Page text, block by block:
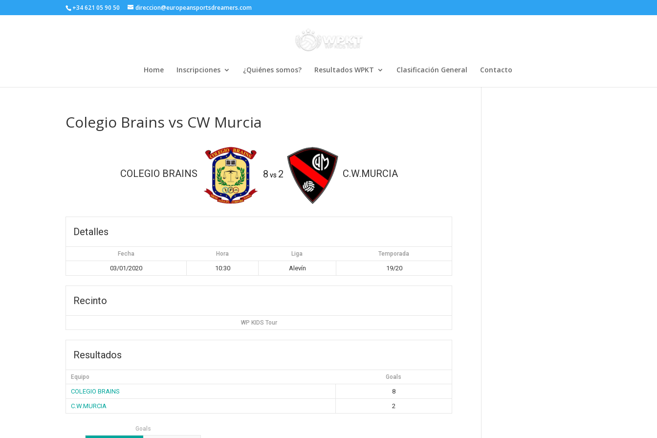
+34 621 05 90 50 direccion@europeansportsdreamers.com
Home Inscripciones ¿Quiénes somos? Resultados WPKT Clasificación General Contacto
Colegio Brains vs CW Murcia
COLEGIO BRAINS 8 vs 2 C.W.MURCIA
Detalles
Fecha Hora Liga Temporada
03/01/2020 10:30 Alevín 19/20
Recinto
WP KIDS Tour
Resultados
Equipo Goals
COLEGIO BRAINS
8
C.W.MURCIA
2
Goals